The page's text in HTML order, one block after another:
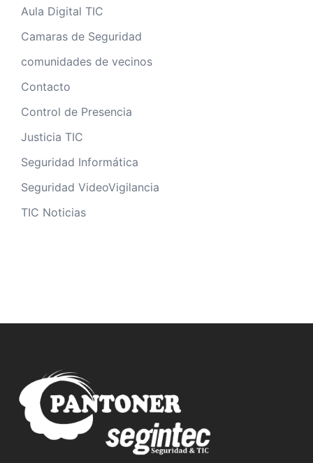
Aula Digital TIC
Camaras de Seguridad
comunidades de vecinos
Contacto
Control de Presencia
Justicia TIC
Seguridad Informática
Seguridad VideoVigilancia
TIC Noticias